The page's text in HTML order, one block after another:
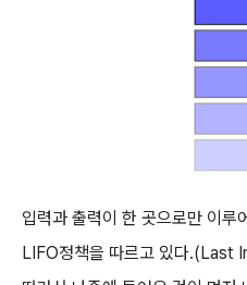
입력과 출력이 한 곳으로만 이루
LIFO정책을 따르고 있다.(Last